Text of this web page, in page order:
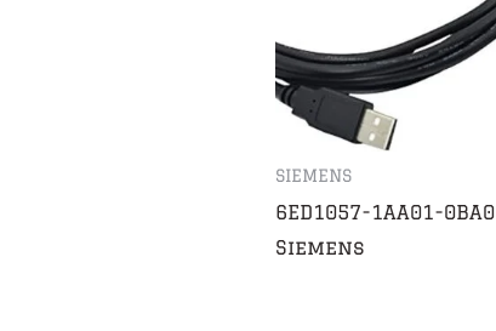
SIEMENS
6ED1057-1AA01-0BA0
Siemens